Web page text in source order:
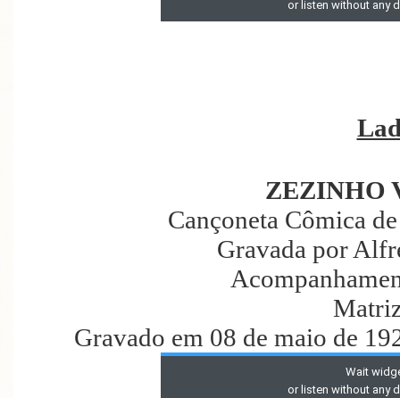
ZEZINHO
Cançoneta Cômica
Gravada por
Gravado em 08 de maio de